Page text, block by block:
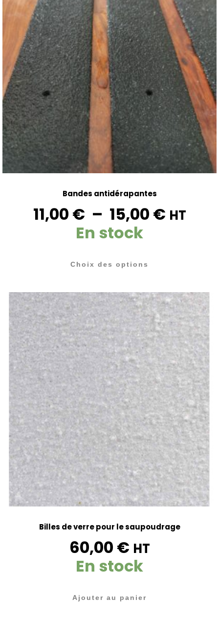
Bandes antidérapantes
11,00 € – 15,00 € HT
En stock
Choix des options
Billes de verre pour le saupoudrage
60,00 € HT
En stock
Ajouter au panier